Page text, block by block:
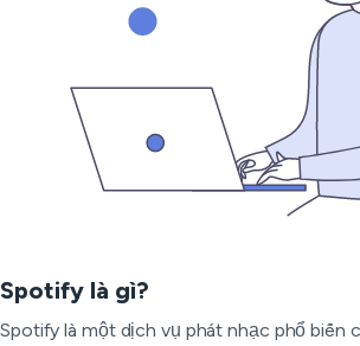
Spotify là gì?
Spotify là một dịch vụ phát nhạc phổ biến